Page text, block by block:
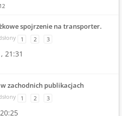
spojrzenie na transporter.
1 2 3
21:31
zachodnich publikacjach
1 2 3